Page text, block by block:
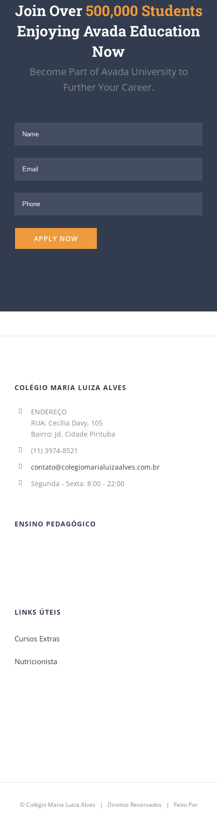
Join Over 500,000 Students
Enjoying Avada Education
Now
Become Part of Avada University to
Further Your Career.
COLÉGIO MARIA LUIZA ALVES
ENDEREÇO
RUA: Cecília Davy, 105
Bairro: Jd. Cidade Pirituba
(11) 3974-8521
contato@colegiomarialuizaalves.com.br
Segunda - Sexta: 8:00 - 22:00
ENSINO PEDAGÓGICO
LINKS ÚTEIS
Cursos Extras
Nutricionista
©Colégio Maria Luiza Alves | Direitos Reservados | Feito Por